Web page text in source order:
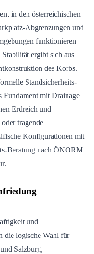
in den österreichischen
Abgrenzungen und
funktionieren
ergibt sich aus
des Korbs.
Standsicherheits-
Fundament mit Drainage
Erdreich und
tragende
Konfigurationen mit
Beratung nach ÖNORM
und
die logische Wahl für
Salzburg,